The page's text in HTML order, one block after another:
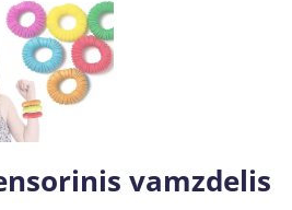
vamzdelis